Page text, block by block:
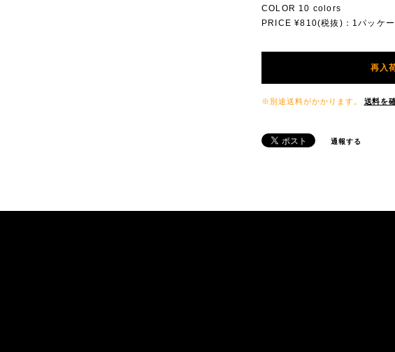
COLOR 10 colors
PRICE ¥810(税抜)：1パッケ
再入
※別途送料がかかります。 送料を
通報する